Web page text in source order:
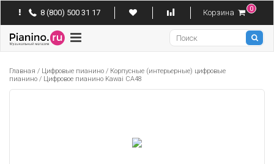
8 (800) 500 31 17 Корзина 0
Pianino
Главная / Цифровые пианино / Корпусные (интерьерные) цифровые
пианино / Цифровое пианино Kawai CA48